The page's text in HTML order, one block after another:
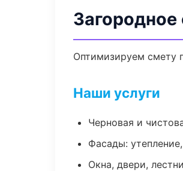
Оптимизируем смету
Наши услуги
Черновая и
Фасады:
Окна, двери,